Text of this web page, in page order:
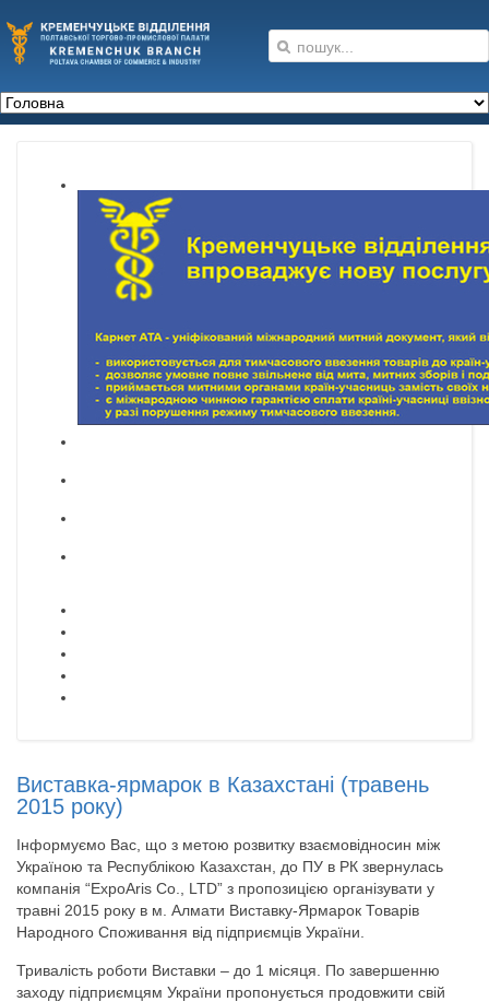
Виставка-ярмарок в Казахстані (травень
2015 року)
Інформуємо Вас, що з метою розвитку взаємовідносин між
Україною та Республікою Казахстан, до ПУ в РК звернулась
компанія “ExpoAris Co., LTD” з пропозицією організувати у
травні 2015 року в м. Алмати Виставку-Ярмарок Товарів
Народного Споживання від підприємців України.
Тривалість роботи Виставки – до 1 місяця. По завершенню
заходу підприємцям України пропонується продовжити свій